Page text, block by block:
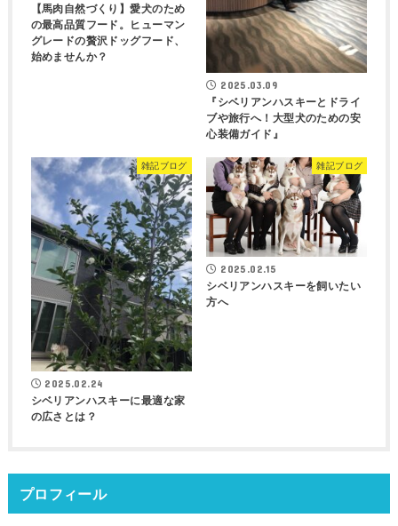
【馬肉自然づくり】愛犬のため
の最高品質フード。ヒューマン
グレードの贅沢ドッグフード、
始めませんか？
2025.03.09
『シベリアンハスキーとドライ
ブや旅行へ！大型犬のための安
心装備ガイド』
雑記ブログ
2025.02.24
シベリアンハスキーに最適な家
の広さとは？
雑記ブログ
2025.02.15
シベリアンハスキーを飼いたい
方へ
プロフィール